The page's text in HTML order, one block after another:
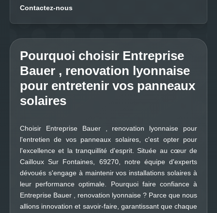
Contactez-nous
Pourquoi choisir Entreprise
Bauer , renovation lyonnaise
pour entretenir vos panneaux
solaires
Choisir Entreprise Bauer , renovation lyonnaise pour
l'entretien de vos panneaux solaires, c'est opter pour
l'excellence et la tranquillité d'esprit. Située au cœur de
Cailloux Sur Fontaines, 69270, notre équipe d'experts
dévoués s'engage à maintenir vos installations solaires à
leur performance optimale. Pourquoi faire confiance à
Entreprise Bauer , renovation lyonnaise ? Parce que nous
allions innovation et savoir-faire, garantissant que chaque